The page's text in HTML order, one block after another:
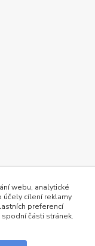
webu, analytické
účely cílení reklamy
preferencí
části stránek.